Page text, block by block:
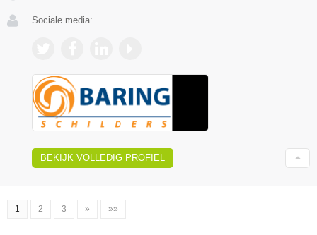
Sociale media:
BEKIJK VOLLEDIG PROFIEL
1 2 3 » »»